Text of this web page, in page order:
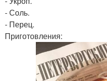
- Соль.
- Перец.
Приготовления: